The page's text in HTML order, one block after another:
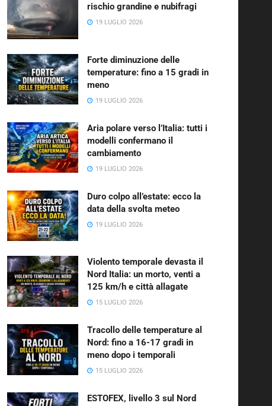
rischio grandine e nubifragi
19 LUGLIO 2026
Forte diminuzione delle
temperature: fino a 15 gradi in
meno
19 LUGLIO 2026
Aria polare verso l’Italia: tutti i
modelli confermano il
cambiamento
19 LUGLIO 2026
Duro colpo all’estate: ecco la
data della svolta meteo
19 LUGLIO 2026
Violento temporale devasta il
Nord Italia: un morto, venti a
125 km/h e città allagate
15 LUGLIO 2026
Tracollo delle temperature al
Nord: fino a 16-17 gradi in
meno dopo i temporali
15 LUGLIO 2026
ESTOFEX, livello 3 sul Nord